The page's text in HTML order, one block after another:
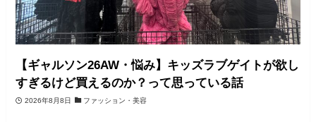
【ギャルソン26AW・悩み】キッズラブゲイトが欲し
すぎるけど買えるのか？って思っている話
2026年8月8日 ファッション・美容